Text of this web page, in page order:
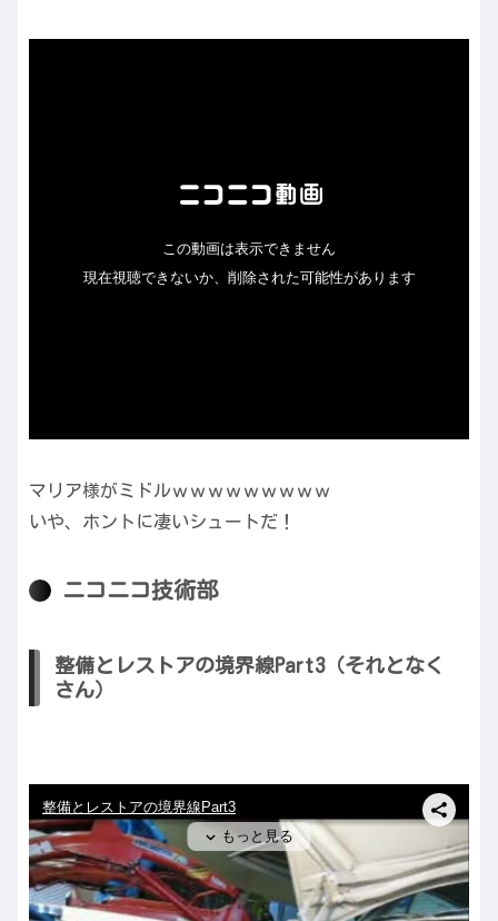
マリア様がミドルｗｗｗｗｗｗｗｗｗ
いや、ホントに凄いシュートだ！
ニコニコ技術部
整備とレストアの境界線Part3（それとなく
さん）